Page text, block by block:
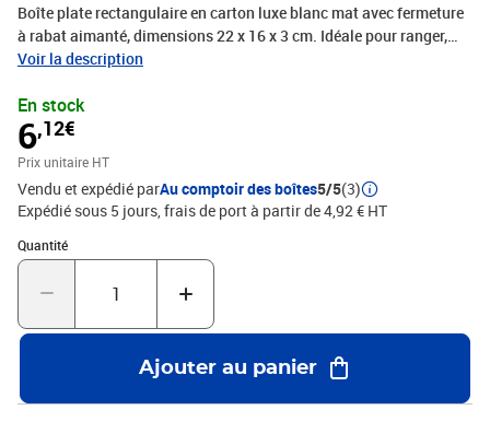
Boîte plate rectangulaire en carton luxe blanc mat avec fermeture
à rabat aimanté, dimensions 22 x 16 x 3 cm. Idéale pour ranger,
offrir ou présenter un livre, vêtement bébé, carnet de note, liseuse,
Voir la description
En stock
6,12€
Prix unitaire HT
Vendu et expédié parAu comptoir des boîtes5/5(3)
Expédié sous 5 jours, frais de port à partir de 4,92 € HT
Quantité
Quantité : 1
Ajouter au panier